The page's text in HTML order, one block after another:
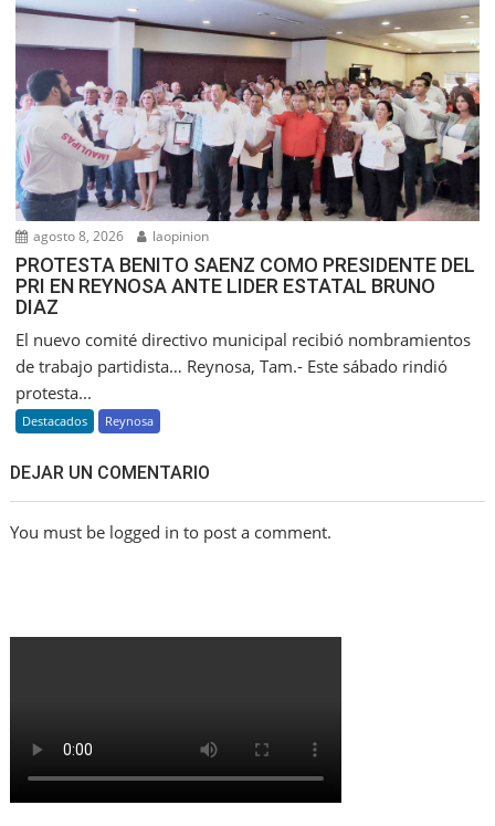
agosto 8, 2026 laopinion
PROTESTA BENITO SAENZ COMO PRESIDENTE DEL
PRI EN REYNOSA ANTE LIDER ESTATAL BRUNO
DIAZ
El nuevo comité directivo municipal recibió nombramientos
de trabajo partidista… Reynosa, Tam.- Este sábado rindió
protesta...
Destacados Reynosa
DEJAR UN COMENTARIO
You must be logged in to post a comment.